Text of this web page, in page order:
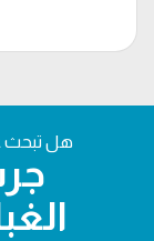
هل تبحث